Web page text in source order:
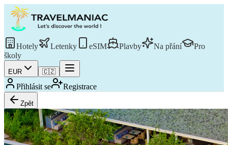
Hotely Letenky eSIM Plavby Na přání
Pro
školy
EUR 🇨🇿
Přihlásit se Registrace
Zpět